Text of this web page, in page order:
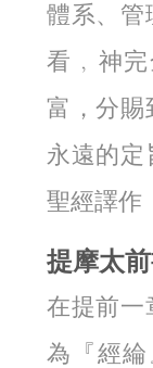
體系、管
看﹐神
富，分賜
永遠的定
聖經譯作
提摩太
在提前一
為『經